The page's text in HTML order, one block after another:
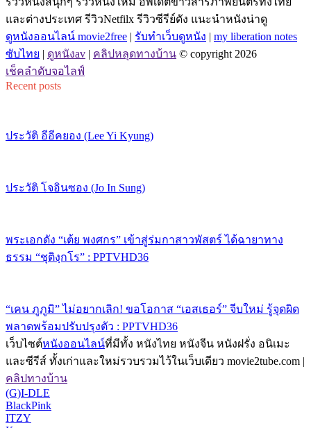
และต่างประเทศ รีวิวNetfilx รีวิวซีรีย์ดัง แนะนำหนังน่าดู
ดูหนังออนไลน์ movie2free | รับทำเว็บดูหนัง | my liberation notes
ซับไทย | ดูหนังav | คลิปหลุดทางบ้าน © copyright 2026
เช็คลำดับจอไลฟ์
Recent posts
ประวัติ อีอีคยอง (Lee Yi Kyung)
ประวัติ โจอินซอง (Jo In Sung)
พระเอกดัง “เต้ย พงศกร” เข้าสู่ร่มกาสาวพัสตร์ ได้ฉายาทาง
ธรรม “ชุติงฺกโร” : PPTVHD36
“เคน ภูภูมิ” ไม่อยากเลิก! ขอโอกาส “เอสเธอร์” จีบใหม่ รู้จุดผิด
พลาดพร้อมปรับปรุงตัว : PPTVHD36
เว็บไซต์หนังออนไลน์ที่มีทั้ง หนังไทย หนังจีน หนังฝรั่ง อนิเมะ
และซีรีส์ ทั้งเก่าและใหม่รวบรวมไว้ในเว็บเดียว movie2tube.com |
คลิปทางบ้าน
(G)I-DLE
BlackPink
ITZY